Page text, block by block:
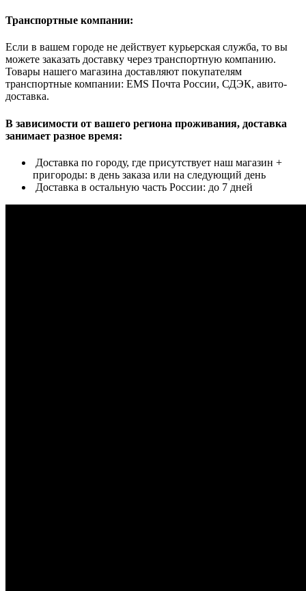
Транспортные компании:
Если в вашем городе не действует курьерская служба, то вы
можете заказать доставку через транспортную компанию.
Товары нашего магазина доставляют покупателям
транспортные компании: EMS Почта России, СДЭК, авито-
доставка.
В зависимости от вашего региона проживания, доставка
занимает разное время:
Доставка по городу, где присутствует наш магазин +
пригороды: в день заказа или на следующий день
Доставка в остальную часть России: до 7 дней